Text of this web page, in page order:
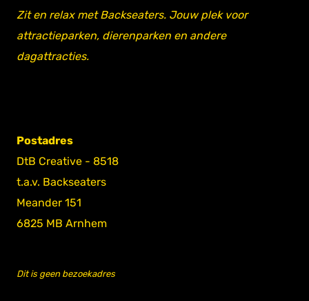
Zit en relax met Backseaters. Jouw plek voor
attractieparken, dierenparken en andere
dagattracties.
Postadres
DtB Creative - 8518
t.a.v. Backseaters
Meander 151
6825 MB Arnhem
Dit is geen bezoekadres